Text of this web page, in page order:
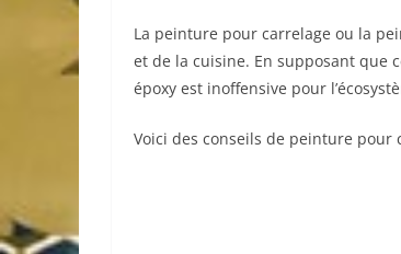
La peinture pour carrelage ou la
et de la cuisine. En supposant que
époxy est inoffensive pour
Voici des conseils de peinture pour